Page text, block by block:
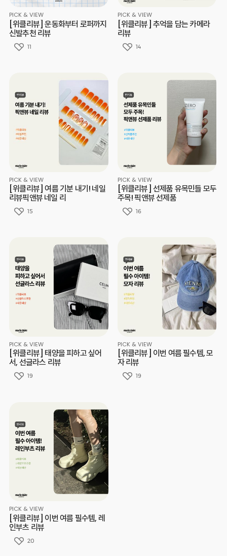
PICK & VIEW
[위클리뷰] 운동화부터 로퍼까지
신발추천 리뷰
11
PICK & VIEW
[위클리뷰] 추억을 담는 카메라
리뷰
14
PICK & VIEW
[위클리뷰] 여름 기분 내기! 네일
리뷰픽앤뷰 네일 리
15
PICK & VIEW
[위클리뷰] 선제품 유목민들 모두
주목! 픽앤뷰 선제품
16
PICK & VIEW
[위클리뷰] 태양을 피하고 싶어
서, 선글라스 리뷰
19
PICK & VIEW
[위클리뷰] 이번 여름 필수템, 모
자 리뷰
19
PICK & VIEW
[위클리뷰] 이번 여름 필수템, 레
인부츠 리뷰
20